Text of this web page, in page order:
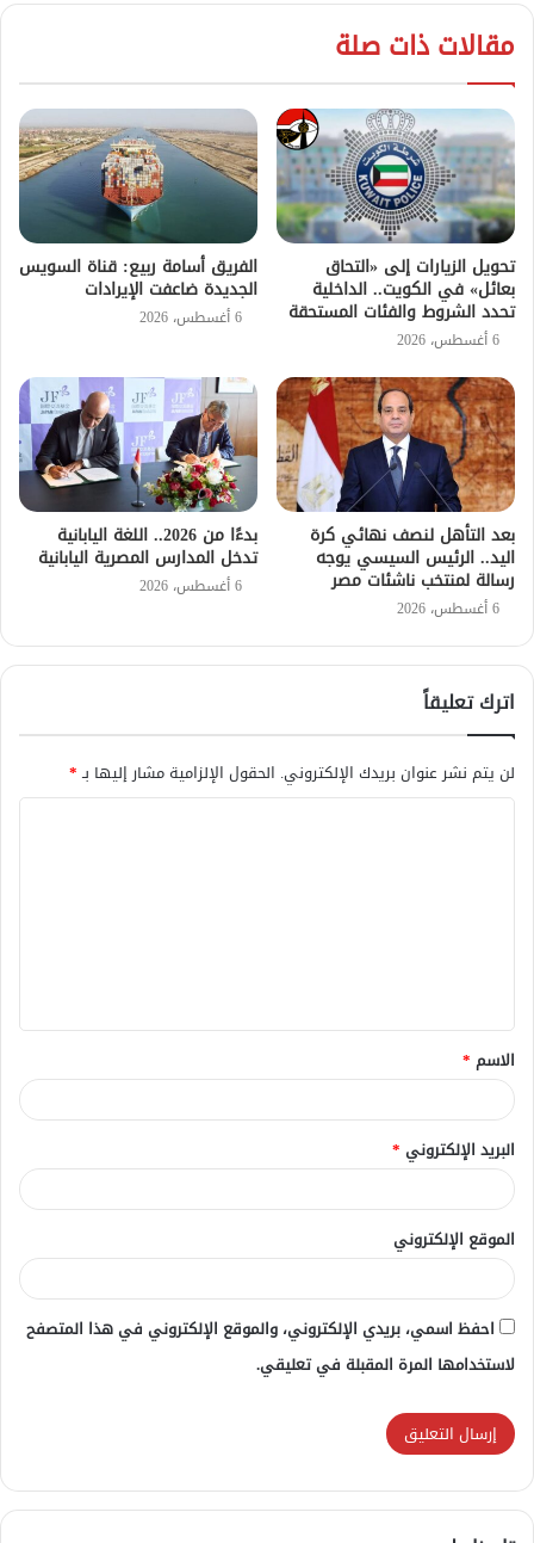
مقالات ذات صلة
تحويل الزيارات إلى «التحاق
بعائل» في الكويت.. الداخلية
تحدد الشروط والفئات المستحقة
6 أغسطس، 2026
الفريق أسامة ربيع: قناة السويس
الجديدة ضاعفت الإيرادات
6 أغسطس، 2026
بعد التأهل لنصف نهائي كرة
اليد.. الرئيس السيسي يوجه
رسالة لمنتخب ناشئات مصر
6 أغسطس، 2026
بدءًا من 2026.. اللغة اليابانية
تدخل المدارس المصرية اليابانية
6 أغسطس، 2026
اترك تعليقاً
لن يتم نشر عنوان بريدك الإلكتروني. الحقول الإلزامية مشار إليها بـ*
ق
*
الاسم *
البريد الإلكتروني *
الموقع الإلكتروني
احفظ اسمي، بريدي الإلكتروني، والموقع الإلكتروني في هذا المتصفح
لاستخدامها المرة المقبلة في تعليقي.